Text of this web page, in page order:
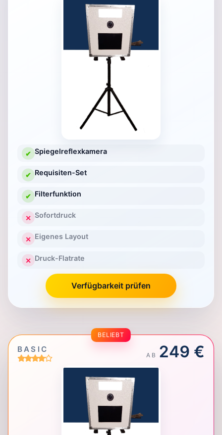
✔ Spiegelreflexkamera
✔ Requisiten-Set
✔ Filterfunktion
✕ Sofortdruck
✕ Eigenes Layout
✕ Druck-Flatrate
Verfügbarkeit prüfen
BELIEBT
BASIC
AB 249 €